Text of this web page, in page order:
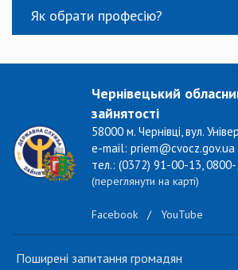
Як обрати професію?
Чернівецький
зайнятості
58000 м. Чернівці, вул.
e-mail: priem@cvocz.gov.ua
тел.: (0372) 91-00-13,
(переглянути на карті)
Facebook / YouTube
Поширені запитання громадян